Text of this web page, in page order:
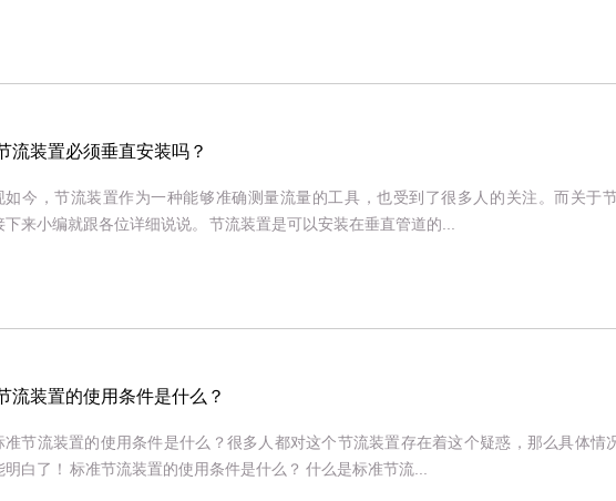
流装置必须垂直安装吗？
如今，节流装置作为一种能够准确测量流量的工具，也受到了很多人的关注。而关于
下来小编就跟各位详细说说。 节流装置是可以安装在垂直管道的...
流装置的使用条件是什么？
准节流装置的使用条件是什么？很多人都对这个节流装置存在着这个疑惑，那么具体情
明白了！ 标准节流装置的使用条件是什么？ 什么是标准节流...